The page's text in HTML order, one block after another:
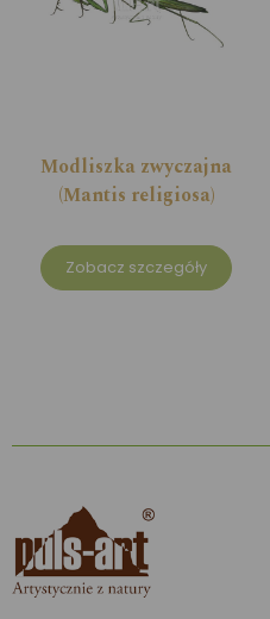
Modliszka zwyczajna
(Mantis religiosa)
Zobacz szczegóły